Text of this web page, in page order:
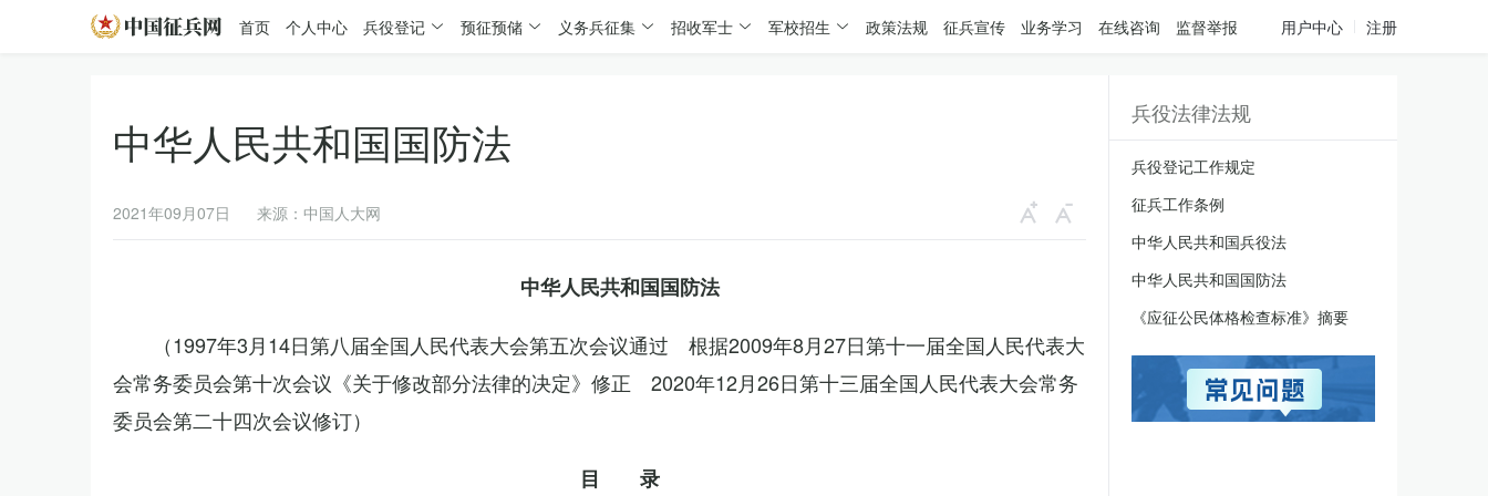
首页 个人中心 兵役登记 预征预储 义务兵征集 招收军士 军校招生 政策法规 征兵宣传 业务学习 在线咨询 监督举报 用户中心 注册
中华人民共和国国防法
2021年09月07日 来源：中国人大网
中华人民共和国国防法
（1997年3月14日第八届全国人民代表大会第五次会议通过 根据2009年8月27日第十一届全国人民代表大
会常务委员会第十次会议《关于修改部分法律的决定》修正 2020年12月26日第十三届全国人民代表大会常务
委员会第二十四次会议修订）
目 录
兵役法律法规
兵役登记工作规定
征兵工作条例
中华人民共和国兵役法
中华人民共和国国防法
《应征公民体格检查标准》摘要